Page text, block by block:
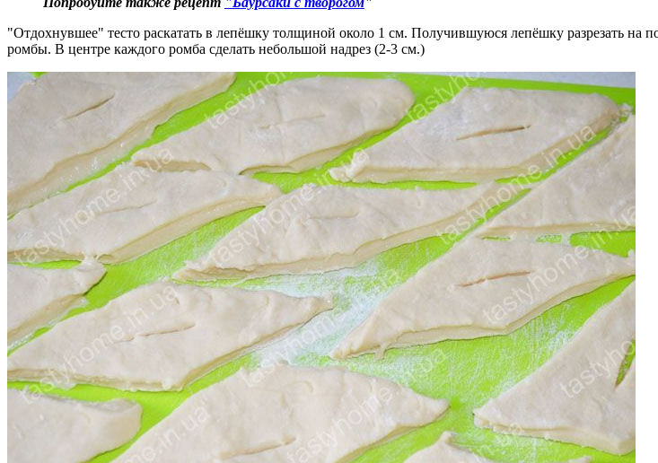
"Отдохнувшее" тесто раскатать в лепёшку толщиной около 1 см. Получившуюся лепёшку разрезать на
ромбы. В центре каждого ромба сделать небольшой надрез (2-3 см.)